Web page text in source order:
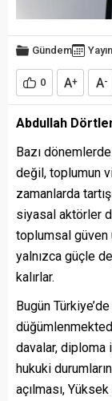
Gündem
0 A+ A-
Abdullah
Bazı
değil, toplumun
zamanlarda
siyasal aktörler
toplumsal güven
yalnızca güçle
kalırlar.
Bugün
davalar, diploma
hukuki
açılması,